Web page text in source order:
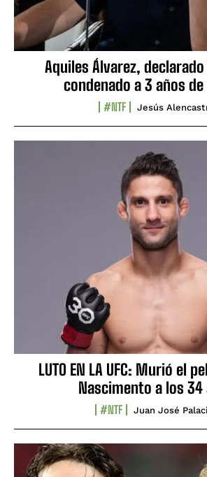
Aquiles Álvarez,
condenado a 3 años
#NTF Jesús
LUTO EN LA UFC: Murió el
Nascimento a los 34
#NTF Juan José